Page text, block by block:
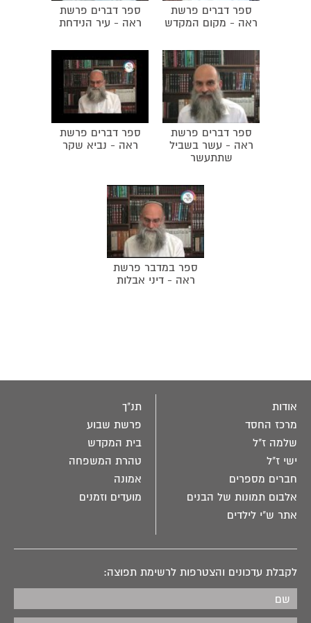
ספר דברים פרשת
ראה - מקום המקדש
ספר דברים פרשת
ראה - עיר הנידחת
ספר דברים פרשת
ראה - עשר בשביל
שתתעשר
ספר דברים פרשת
ראה - נביא שקר
ספר במדבר פרשת
ראה - דיני אבלות
אודות
מרכז החסד
שלמה ז"ל
ישי ז"ל
חברים מספרים
אלבום תמונות של הבנים
אתר ש"י לילדים
תנ"ך
פרשת שבוע
בית המקדש
טהרת המשפחה
אמונה
מועדים וזמנים
לקבלת עדכונים והצטרפות לרשימת תפוצה: